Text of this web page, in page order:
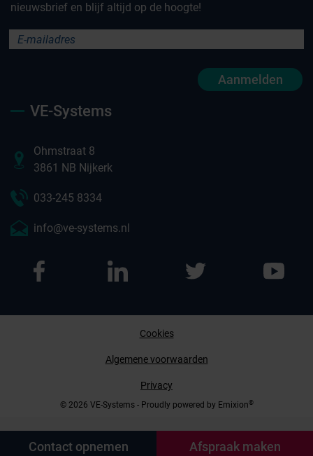
nieuwsbrief en blijf altijd op de hoogte!
Aanmelden
VE-Systems
Ohmstraat 8
3861 NB Nijkerk
033-245 8334
info@ve-systems.nl
© 2026 VE-Systems - Proudly powered by Emixion®
Cookies
Algemene voorwaarden
Privacy
Afspraak maken
Contact opnemen
Contact opnemen Afspraak maken